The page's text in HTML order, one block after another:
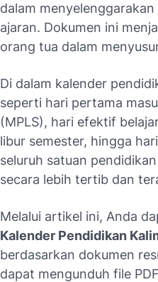
dalam
ajaran. Dokumen ini
orang tua dalam
Di dalam kalender
seperti hari pertama
(MPLS), hari efektif
libur semester, hingga
seluruh satuan
secara lebih tertib dan
Melalui artikel ini, Anda
Kalender Pendidikan
berdasarkan dokumen
dapat mengunduh file